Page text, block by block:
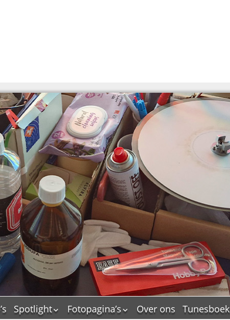
Spotlight
Fotopagina’s
Over ons Tunesboek